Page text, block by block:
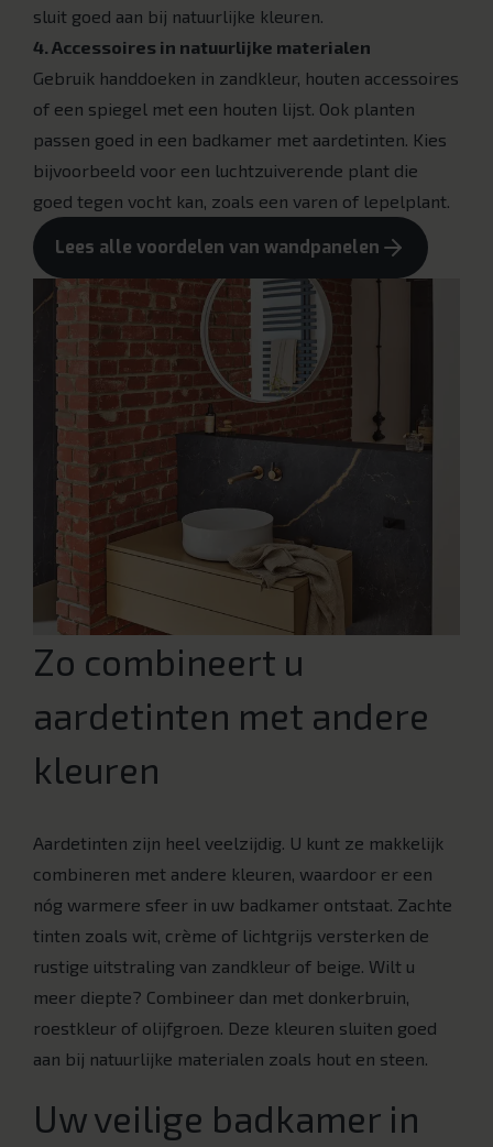
sluit goed aan bij natuurlijke kleuren.
4. Accessoires in natuurlijke materialen
Gebruik handdoeken in zandkleur, houten accessoires
of een spiegel met een houten lijst. Ook planten
passen goed in een badkamer met aardetinten. Kies
bijvoorbeeld voor een luchtzuiverende plant die
goed tegen vocht kan, zoals een varen of lepelplant.
Lees alle voordelen van wandpanelen
Zo combineert u
aardetinten met andere
kleuren
Aardetinten zijn heel veelzijdig. U kunt ze makkelijk
combineren met andere kleuren, waardoor er een
nóg warmere sfeer in uw badkamer ontstaat. Zachte
tinten zoals wit, crème of lichtgrijs versterken de
rustige uitstraling van zandkleur of beige. Wilt u
meer diepte? Combineer dan met donkerbruin,
roestkleur of olijfgroen. Deze kleuren sluiten goed
aan bij natuurlijke materialen zoals hout en steen.
Uw veilige badkamer in